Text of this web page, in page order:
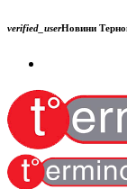
verified_userНовини